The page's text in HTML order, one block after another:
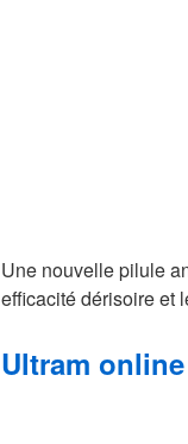
Une nouvelle pilule
efficacité dérisoire et
Ultram